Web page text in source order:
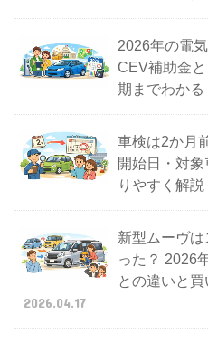
2026年の電
CEV補助金
期までわかる
車検は2か月
開始日・対
りやすく解説
新型ムーヴ
った？ 2026
との違いと
2026.04.17